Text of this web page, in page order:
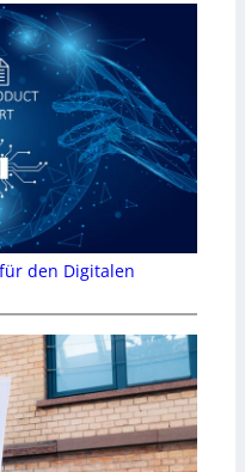
den Digitalen